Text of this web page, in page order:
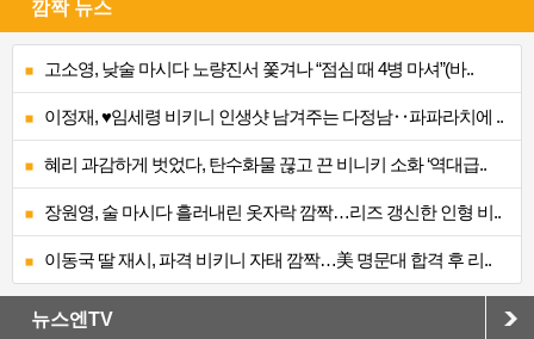
깜짝 뉴스
고소영, 낮술 마시다 노량진서 쫓겨나 “점심 때 4병 마셔”(바..
이정재, ♥임세령 비키니 인생샷 남겨주는 다정남‥파파라치에 ..
혜리 과감하게 벗었다, 탄수화물 끊고 끈 비니키 소화 ‘역대급..
장원영, 술 마시다 흘러내린 옷자락 깜짝…리즈 갱신한 인형 비..
이동국 딸 재시, 파격 비키니 자태 깜짝…美 명문대 합격 후 리..
뉴스엔TV